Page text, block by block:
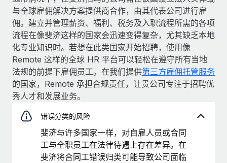
与全球雇佣解决方案提供商合作，由其代表公司进行雇
佣。建立并管理薪资、福利、税务及入职流程所需的各项
流程在像斐济这样的国家会迅速变得复杂，尤其缺乏本地
化专业知识时。若想在此类国家开始招聘，使用像
Remote 这样的全球 HR 平台可以轻松在遵守所有当地
法规的前提下雇佣员工。在我们提供第三方雇佣托管服务
的国家，Remote 承担合规责任，让贵公司专注于招聘优
秀人才和发展业务。
错误分类的风险
斐济与许多国家一样，对自雇人员或合同
工与全职员工在法律待遇上存在差异。在
斐济将合同工错误归类可能导致公司面临